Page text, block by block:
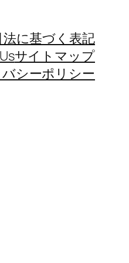
に基づく表記
サイトマップ
シーポリシー